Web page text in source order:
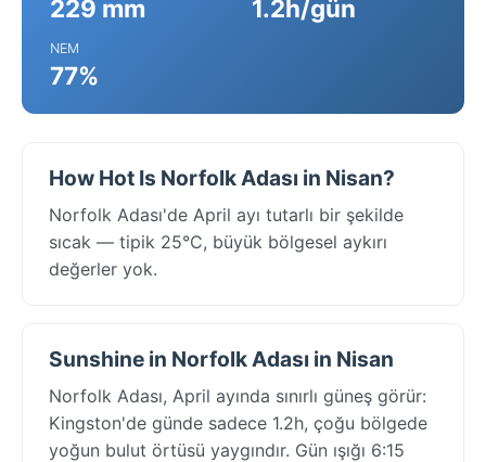
229 mm 1.2h/gün
NEM
77%
How Hot Is Norfolk Adası in Nisan?
Norfolk Adası'de April ayı tutarlı bir şekilde
sıcak — tipik 25°C, büyük bölgesel aykırı
değerler yok.
Sunshine in Norfolk Adası in Nisan
Norfolk Adası, April ayında sınırlı güneş görür:
Kingston'de günde sadece 1.2h, çoğu bölgede
yoğun bulut örtüsü yaygındır. Gün ışığı 6:15